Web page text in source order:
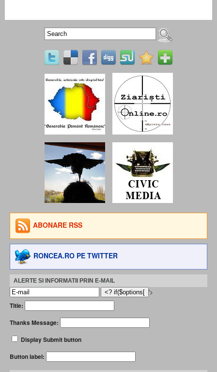
ABONARE RSS
RONCEA.RO PE TWITTER
ALERTE SI INFORMATII PRIN E-MAIL
'>
Title:
Thanks Message:
Display Submit button
Button label: